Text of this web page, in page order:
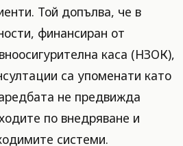
Той допълва, че в
финансиран от
каса (НЗОК),
са упоменати като
не предвижда
по внедряване и
системи.